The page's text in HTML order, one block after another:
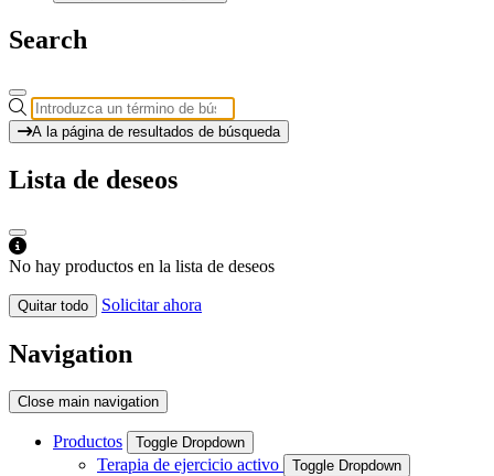
Search
A la página de resultados de búsqueda
Lista de deseos
No hay productos en la lista de deseos
Quitar todo Solicitar ahora
Navigation
Close main navigation
Productos Toggle Dropdown
Terapia de ejercicio activo Toggle Dropdown